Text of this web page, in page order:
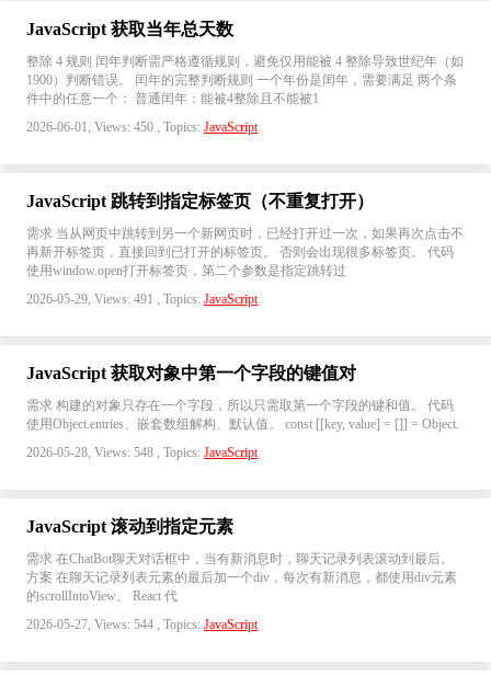
JavaScript 获取当年总天数
整除 4 规则 闰年判断需严格遵循规则，避免仅用能被 4 整除导致世纪年（如
1900）判断错误。 闰年的完整判断规则 一个年份是闰年，需要满足 两个条
件中的任意一个： 普通闰年：能被4整除且不能被1
2026-06-01, Views: 450 , Topics: JavaScript
JavaScript 跳转到指定标签页（不重复打开）
需求 当从网页中跳转到另一个新网页时，已经打开过一次，如果再次点击不
再新开标签页，直接回到已打开的标签页。 否则会出现很多标签页。 代码
使用window.open打开标签页，第二个参数是指定跳转过
2026-05-29, Views: 491 , Topics: JavaScript
JavaScript 获取对象中第一个字段的键值对
需求 构建的对象只存在一个字段，所以只需取第一个字段的键和值。 代码
使用Object.entries、嵌套数组解构、默认值。 const [[key, value] = []] = Object.
2026-05-28, Views: 548 , Topics: JavaScript
JavaScript 滚动到指定元素
需求 在ChatBot聊天对话框中，当有新消息时，聊天记录列表滚动到最后。
方案 在聊天记录列表元素的最后加一个div，每次有新消息，都使用div元素
的scrollIntoView。 React 代
2026-05-27, Views: 544 , Topics: JavaScript